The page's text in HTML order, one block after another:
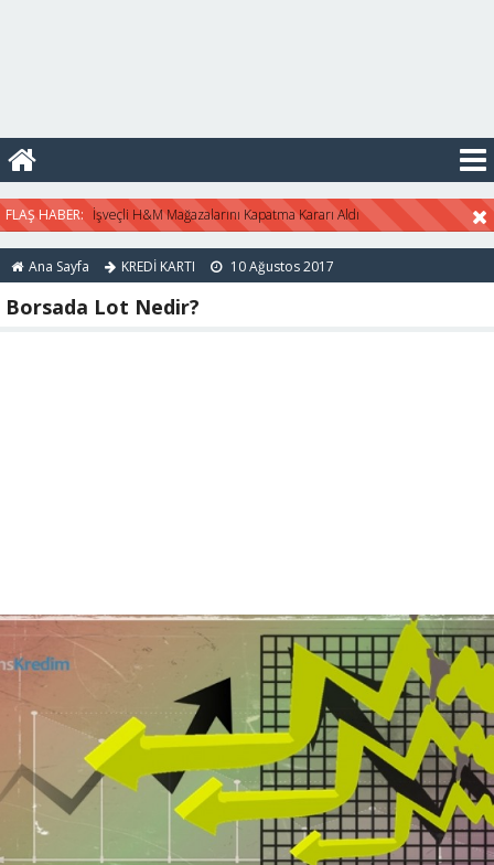
İşveçli H&M Mağazalarını Kapatma Kararı Aldı
Ana Sayfa KREDİ KARTI 10 Ağustos 2017
Borsada Lot Nedir?